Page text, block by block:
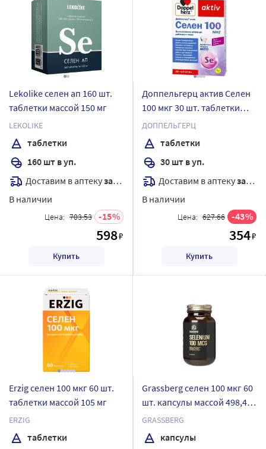
Lekolike селен ап 160 шт.
таблетки массой 150 мг
LEKOLIKE
таблетки
160 шт в уп.
Доставим в аптекузавтра
В наличии
Цена: 703.53 15
598₽
Купить
Доппельгерц актив Селен
100 мкг 30 шт. таблетки
массой 761 мг
ДОППЕЛЬГЕРЦ
таблетки
30 шт в уп.
Доставим в аптекузавтра
В наличии
Цена: 627.66 43
354₽
Купить
Erzig селен 100 мкг 60 шт.
таблетки массой 105 мг
ERZIG
таблетки
Grassberg селен 100 мкг 60
шт. капсулы массой 498,4
мг
GRASSBERG
капсулы